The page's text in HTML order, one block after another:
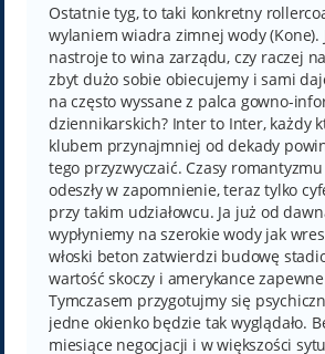
Ostatnie tyg, to taki konkretny
wylaniem wiadra zimnej wody (Kone).
nastroje to wina zarządu, czy raczej
zbyt dużo sobie obiecujemy i sami
na często wyssane z palca gowno-
dziennikarskich? Inter to Inter, każdy
klubem przynajmniej od dekady
tego przyzwyczaić. Czasy
odeszły w zapomnienie, teraz tylko
przy takim udziałowcu. Ja już od
wypłyniemy na szerokie wody jak
włoski beton zatwierdzi budowę
wartość skoczy i amerykance
Tymczasem przygotujmy się
jedne okienko będzie tak wyglądało.
miesiące negocjacji i w większości